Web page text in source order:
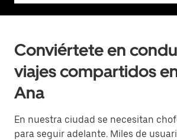
Conviértete en
viajes compartidos
Ana
En nuestra ciudad se necesitan
para seguir adelante. Miles de